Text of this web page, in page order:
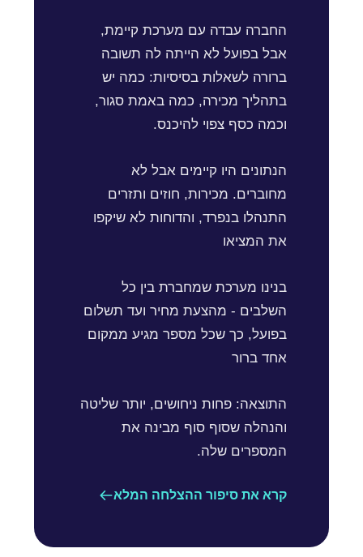
החברה עבדה עם מערכת קיימת,
אבל בפועל לא הייתה לה תשובה
ברורה לשאלות בסיסיות: כמה יש
בתהליך מכירה, כמה באמת סגור,
וכמה כסף צפוי להיכנס.
הנתונים היו קיימים אבל לא
מחוברים. מכירות, חוזים ותזרים
התנהלו בנפרד, והדוחות לא שיקפו
את המציאו
בנינו מערכת שמחברת בין כל
השלבים - מהצעת מחיר ועד תשלום
בפועל, כך שכל מספר מגיע ממקום
אחד ברור
התוצאה: פחות ניחושים, יותר שליטה
והנהלה שסוף סוף מבינה את
המספרים שלה.
קרא את סיפור ההצלחה המלא